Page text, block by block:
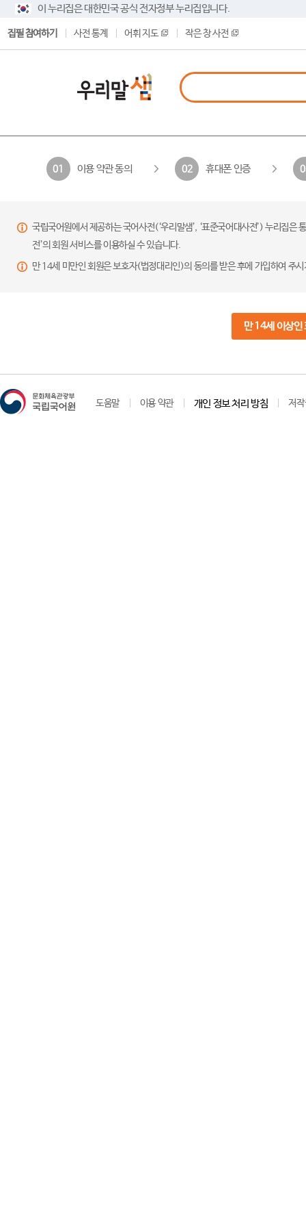
이 누리집은 대한민국 공식 전자정부 누리집입니다.
집필 참여하기 사전 통계 어휘 지도 작은 창 사전
01 이용 약관 동의 02 휴대폰 인증
국립국어원에서 제공하는 국어사전(‘우리말샘’, ‘표준국어대사전’) 누리집
전’의 회원 서비스를 이용하실 수 있습니다.
만 14세 미만인 회원은 보호자(법정대리인)의 동의를 받은 후에 가입하여 주
만 14세 이상인
도움말 이용 약관 개인 정보 처리 방침 저